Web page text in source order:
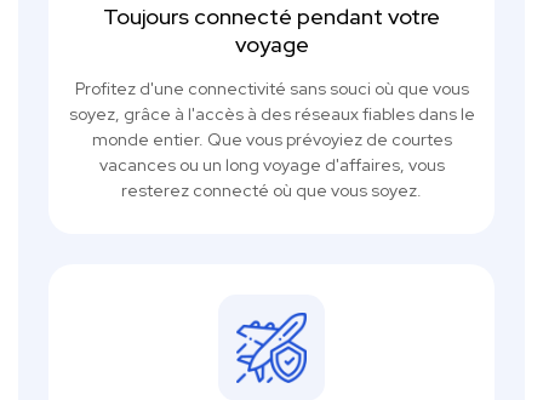
Toujours connecté pendant votre
voyage
Profitez d'une connectivité sans souci où que vous
soyez, grâce à l'accès à des réseaux fiables dans le
monde entier. Que vous prévoyiez de courtes
vacances ou un long voyage d'affaires, vous
resterez connecté où que vous soyez.